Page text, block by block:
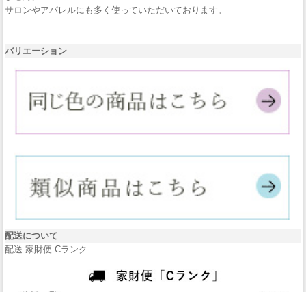
サロンやアパレルにも多く使っていただいております。
バリエーション
配送について
配送:家財便 Cランク